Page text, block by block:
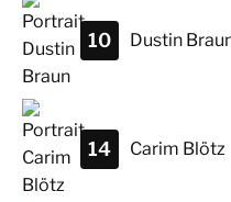
Dustin
10
Carim Blötz
14